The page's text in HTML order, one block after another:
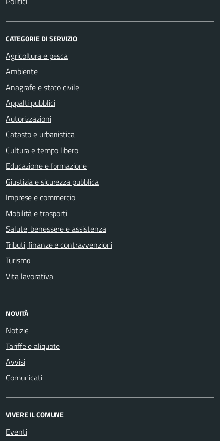
CATEGORIE DI SERVIZIO
Agricoltura e pesca
Ambiente
Anagrafe e stato civile
Appalti pubblici
Autorizzazioni
Catasto e urbanistica
Cultura e tempo libero
Educazione e formazione
Giustizia e sicurezza pubblica
Imprese e commercio
Mobilità e trasporti
Salute, benessere e assistenza
Tributi, finanze e contravvenzioni
Turismo
Vita lavorativa
NOVITÀ
Notizie
Tariffe e aliquote
Avvisi
Comunicati
VIVERE IL COMUNE
Eventi